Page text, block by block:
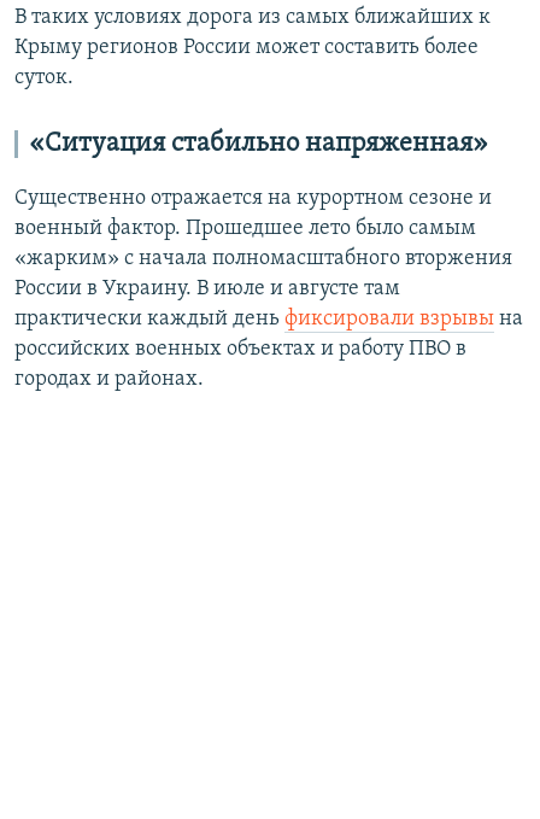
В таких условиях дорога из самых ближайших к
Крыму регионов России может составить более
суток.
«Ситуация стабильно напряженная»
Существенно отражается на курортном сезоне и
военный фактор. Прошедшее лето было самым
«жарким» с начала полномасштабного вторжения
России в Украину. В июле и августе там
практически каждый день фиксировали взрывы на
российских военных объектах и работу ПВО в
городах и районах.